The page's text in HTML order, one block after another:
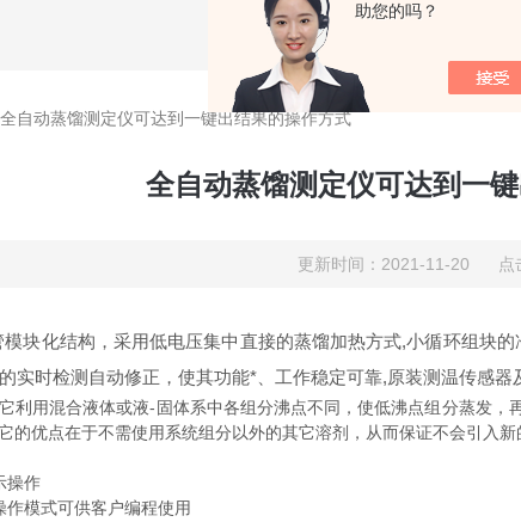
助您的吗？
全自动蒸馏测定仪可达到一键出结果的操作方式
全自动蒸馏测定仪可达到一
更新时间：2021-11-20 点
化结构，采用低电压集中直接的蒸馏加热方式,小循环组块的
实时检测自动修正，使其功能*、工作稳定可靠,原装测温传感器
用混合液体或液-固体系中各组分沸点不同，使低沸点组分蒸发，
的优点在于不需使用系统组分以外的其它溶剂，从而保证不会引入新
操作
模式可供客户编程使用